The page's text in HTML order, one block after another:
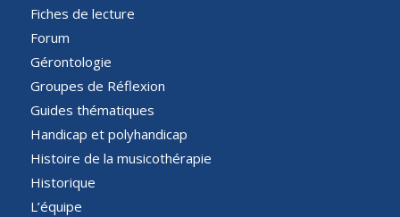
Fiches de lecture
Forum
Gérontologie
Groupes de Réflexion
Guides thématiques
Handicap et polyhandicap
Histoire de la musicothérapie
Historique
L’équipe